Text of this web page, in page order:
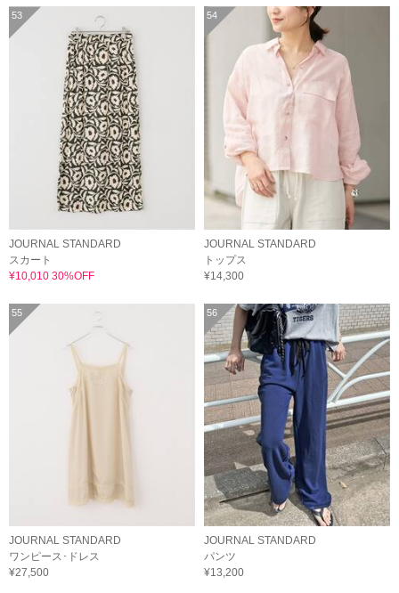
53
JOURNAL STANDARD
スカート
¥10,010 30%OFF
54
JOURNAL STANDARD
トップス
¥14,300
55
JOURNAL STANDARD
ワンピース･ドレス
¥27,500
56
JOURNAL STANDARD
パンツ
¥13,200